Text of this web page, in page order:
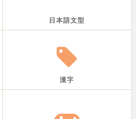
日本語文型
漢字